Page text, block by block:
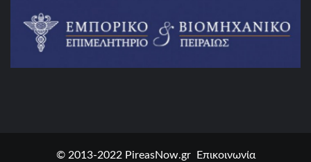
© 2013-2022 PireasNow.gr Επικοινωνία